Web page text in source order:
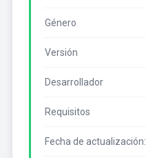
Género
Versión
Desarrollador
Requisitos
Fecha de actualización: